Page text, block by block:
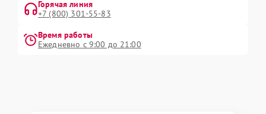
Горячая линия
+7 (800) 301-55-83
Время работы
Ежедневно с 9:00 до 21:00